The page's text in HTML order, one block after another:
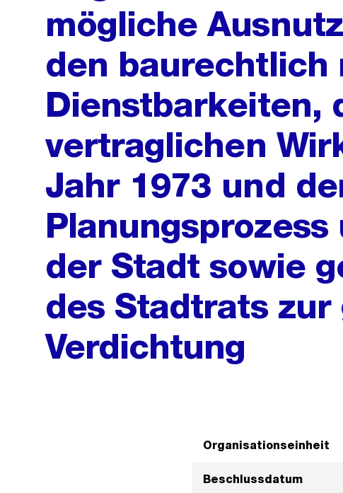
mögliche
den baurechtlich
Dienstbarkeiten,
vertraglichen
Jahr 1973 und
der Stadt sowie
des Stadtrats zur
Verdichtung
Organisationseinheit
Beschlussdatum